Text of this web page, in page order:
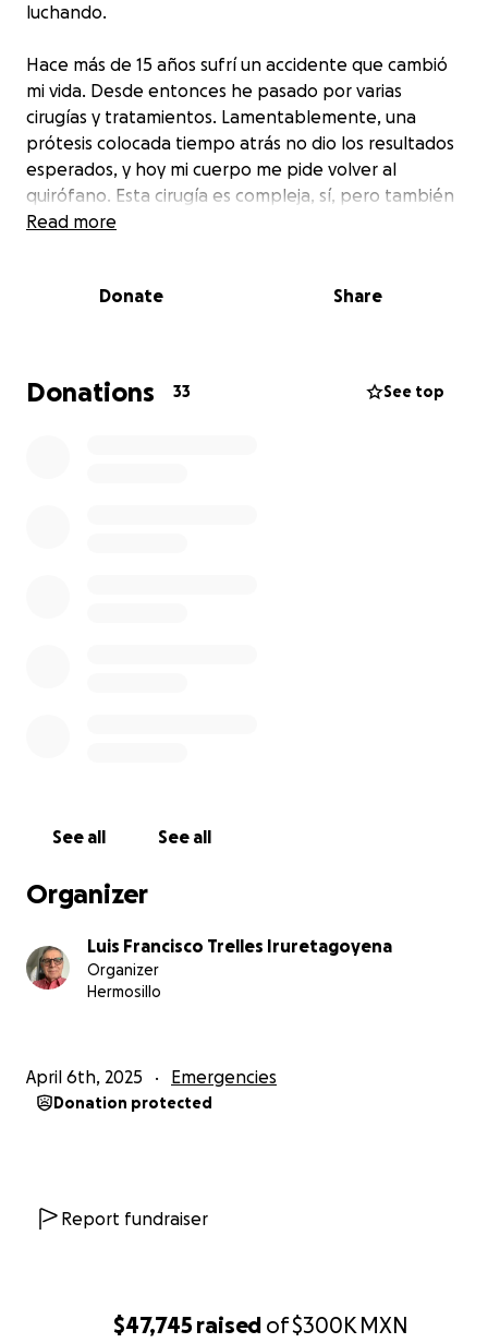
$47,745 raised of$300K MXN
luchando.
Hace más de 15 años sufrí un accidente que cambió
mi vida. Desde entonces he pasado por varias
cirugías y tratamientos. Lamentablemente, una
prótesis colocada tiempo atrás no dio los resultados
esperados, y hoy mi cuerpo me pide volver al
quirófano. Esta cirugía es compleja, sí, pero también
es mi única oportunidad para volver a caminar con
mano amiga. Por eso, con el corazón en la mano, te
pido tu apoyo. Cada granito de ayuda me acerca a mi
Read more
Donate Share
Donations 33 See top
See all See all
Organizer
Luis Francisco Trelles Iruretagoyena
Organizer
Hermosillo
April 6th, 2025 Emergencies
Donation protected
Report fundraiser